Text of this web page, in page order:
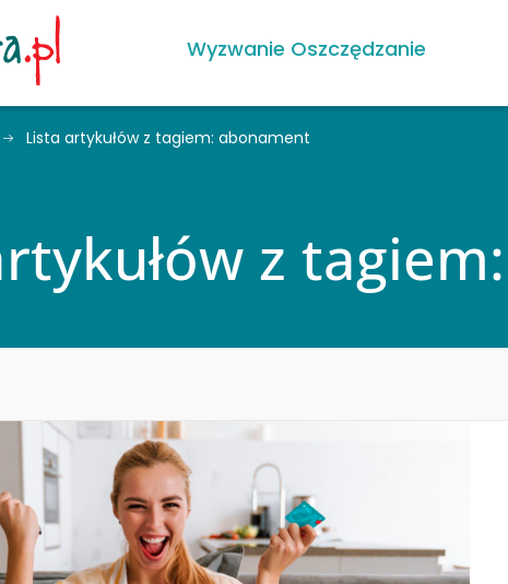
Wyzwanie Oszczędzanie
Lista artykułów z tagiem: abonament
z tagiem: